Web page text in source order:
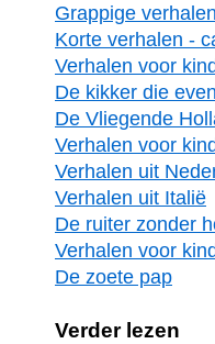
Grappige verhalen
Korte verhalen -
Verhalen voor
De kikker die
De Vliegende
Verhalen voor
Verhalen uit
Verhalen uit Italië
De ruiter zonder
Verhalen voor
De zoete pap
Verder lezen